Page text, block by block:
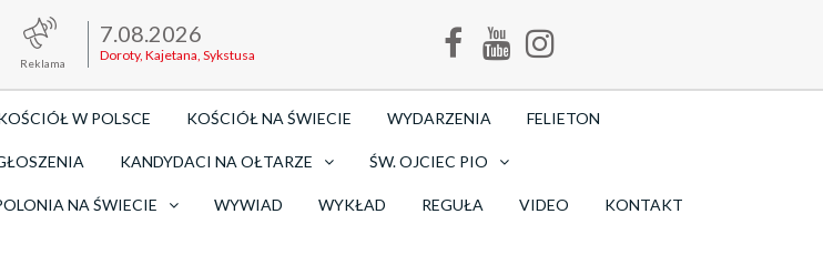
Reklama
7.08.2026
Doroty, Kajetana, Sykstusa
W POLSCE KOŚCIÓŁ NA ŚWIECIE WYDARZENIA FELIETON
KANDYDACI NA OŁTARZE ŚW. OJCIEC PIO
NA ŚWIECIE WYWIAD WYKŁAD REGUŁA VIDEO KONTAKT